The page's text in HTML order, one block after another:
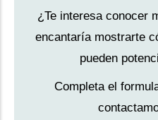
¿Te interesa conocer
encantaría mostrarte
pueden
Completa el